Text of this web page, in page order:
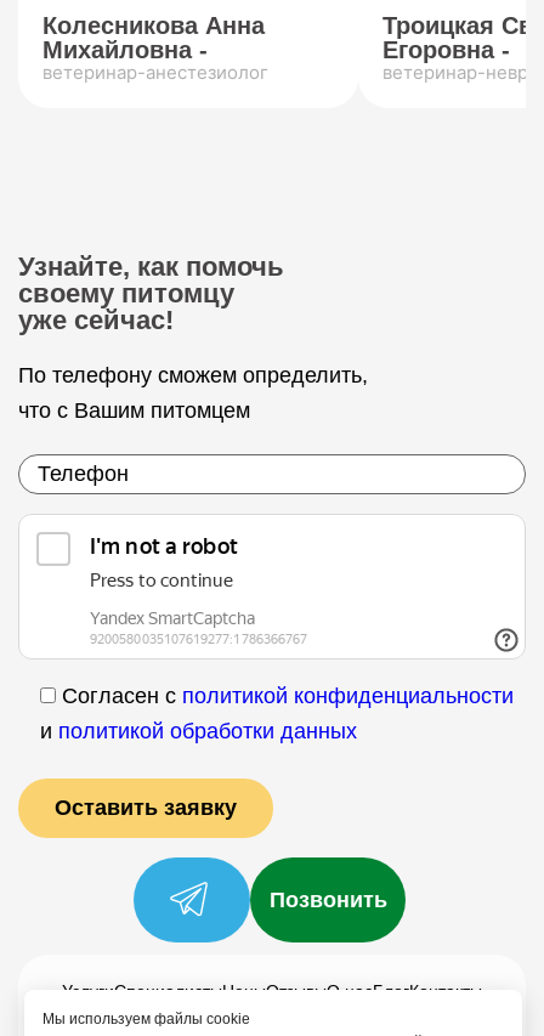
Колесникова Анна
Михайловна -
ветеринар-анестезиолог
Троицкая
Егоровна -
ветеринар-
Узнайте, как помочь
своему питомцу
уже сейчас!
По телефону сможем определить,
что с Вашим питомцем
Согласен с политикой конфиденциальности
и политикой обработки данных
Мы используем файлы cookie
Позвонить
УслугиСпециалистыЦеныОтзывыО насБлогКонтакты
Политика конфиденциальности